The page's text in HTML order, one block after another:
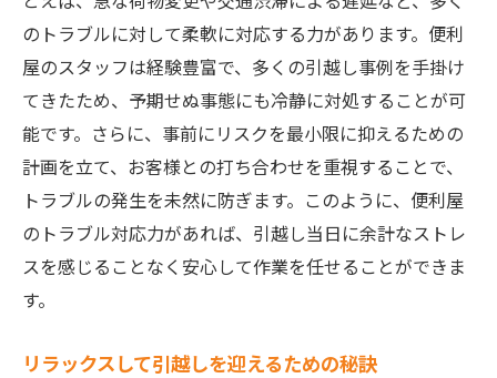
のトラブルに対して柔軟に対応する力があります。便利
屋のスタッフは経験豊富で、多くの引越し事例を手掛け
てきたため、予期せぬ事態にも冷静に対処することが可
能です。さらに、事前にリスクを最小限に抑えるための
計画を立て、お客様との打ち合わせを重視することで、
トラブルの発生を未然に防ぎます。このように、便利屋
のトラブル対応力があれば、引越し当日に余計なストレ
スを感じることなく安心して作業を任せることができま
す。
リラックスして引越しを迎えるための秘訣